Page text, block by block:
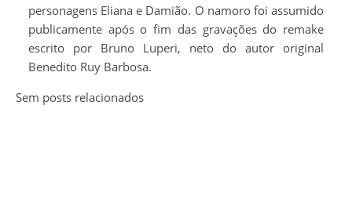
personagens Eliana e Damião. O namoro foi assumido
publicamente após o fim das gravações do remake
escrito por Bruno Luperi, neto do autor original
Benedito Ruy Barbosa.
Sem posts relacionados